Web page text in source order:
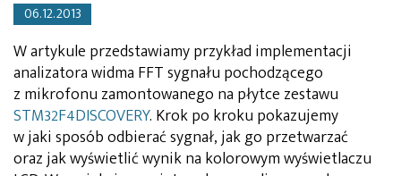
06.12.2013
W artykule przedstawiamy przykład implementacji
analizatora widma FFT sygnału pochodzącego
z mikrofonu zamontowanego na płytce zestawu
STM32F4DISCOVERY. Krok po kroku pokazujemy
w jaki sposób odbierać sygnał, jak go przetwarzać
oraz jak wyświetlić wynik na kolorowym wyświetlaczu